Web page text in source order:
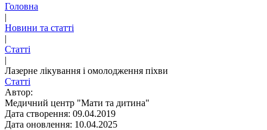
Головна
|
Новини та статті
|
Статті
|
Лазерне лікування і омолодження піхви
Статті
Автор:
Медичний центр "Мати та дитина"
Дата створення: 09.04.2019
Дата оновлення: 10.04.2025